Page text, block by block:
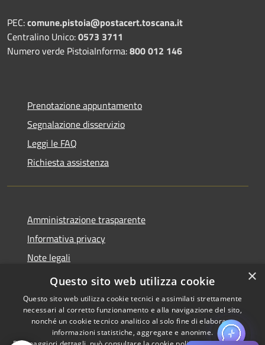
PEC:comune.pistoia@postacert.toscana.it
Centralino Unico:0573 3711
Numero verde PistoiaInforma:800 012 146
Prenotazione appuntamento
Segnalazione disservizio
Leggi le FAQ
Richiesta assistenza
Amministrazione trasparente
Informativa privacy
Note legali
Dichiarazione di accessibilità
Copyright © 2026 • Comune di
×
Questo sito web utilizza cookie
Questo sito web utilizza cookie tecnici e assimilati strettamente
necessari al corretto funzionamento e alla navigazione del sito,
nonché un cookie tecnico analitico al solo fine di elaborare
informazioni statistiche, aggregate e anonime.